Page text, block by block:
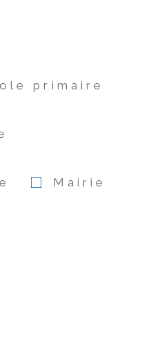
primaire
Mairie